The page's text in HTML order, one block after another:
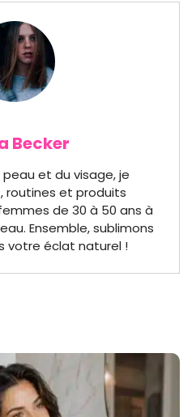
Becker
et du visage, je
routines et produits
de 30 à 50 ans à
Ensemble, sublimons
votre éclat naturel !